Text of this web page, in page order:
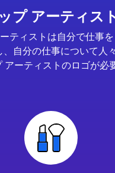
プ アーティス
ティストは自分で仕事
、自分の仕事について人
アーティストのロゴが必